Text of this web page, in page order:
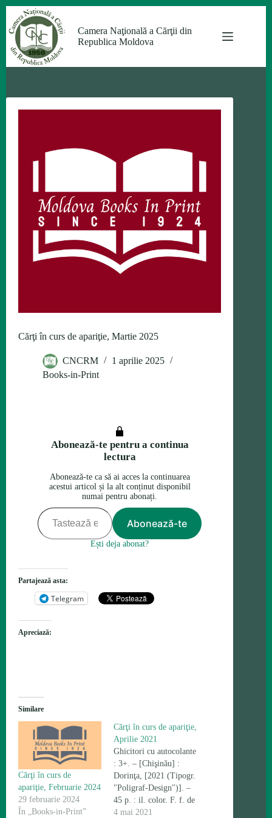
conținut
Camera Naţională a Cărţii din
Republica Moldova
Cărţi în curs de apariţie, Martie 2025
CNCRM
1 aprilie 2025
Books-in-Print
Abonează-te pentru a continua
lectura
Abonează-te ca să ai acces la continuarea
acestui articol și la alt conținut disponibil
numai pentru abonați.
Tastează emailul tău…
Abonează-te
Ești deja abonat?
Partajează asta:
Telegram
Apreciază:
Similare
Cărţi în curs de
apariţie, Februarie 2024
29 februarie 2024
În „Books-in-Print”
Cărţi în curs de apariţie,
Aprilie 2021
Ghicitori cu autocolante
: 3+. – [Chişinău] :
Dorinţa, [2021 (Tipogr.
"Poligraf-Design")]. –
45 p. : il. color. F. f. de
tit. – 500 ex. ISBN
4 mai 2021